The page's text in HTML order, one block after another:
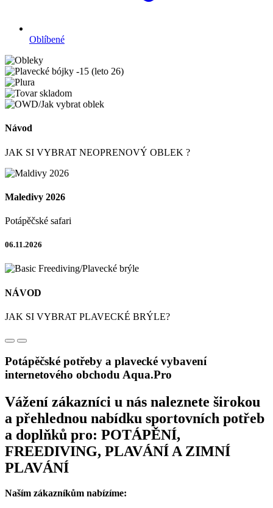
Oblíbené
Návod
JAK SI VYBRAT NEOPRENOVÝ OBLEK ?
Maledivy 2026
Potápěčské safari
06.11.2026
NÁVOD
JAK SI VYBRAT PLAVECKÉ BRÝLE?
Potápěčské potřeby a plavecké vybavení
internetového obchodu Aqua.Pro
Vážení zákazníci u nás naleznete širokou
a přehlednou nabídku sportovních potřeb
a doplňků pro: POTÁPĚNÍ,
FREEDIVING, PLAVÁNÍ A ZIMNÍ
PLAVÁNÍ
Naším zákazníkům nabízíme: